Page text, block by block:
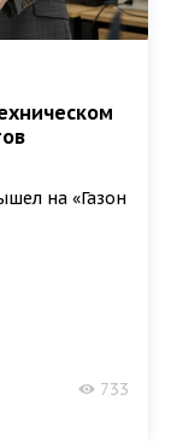
на «Газон
733